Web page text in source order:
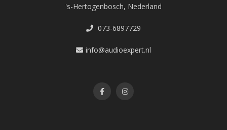
's-Hertogenbosch, Nederland
073-6897729
info@audioexpert.nl